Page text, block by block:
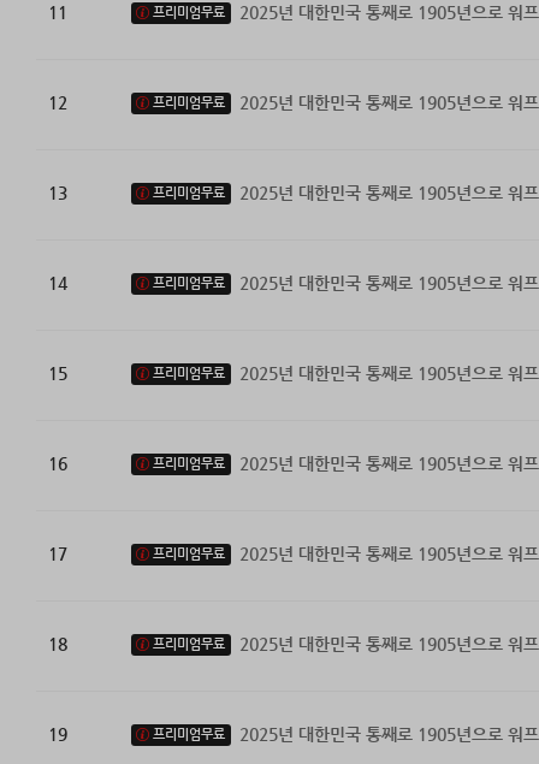
11 프리미엄무료 2025년 대한민국 통째로 1905년으로 워
12 프리미엄무료 2025년 대한민국 통째로 1905년으로 워
13 프리미엄무료 2025년 대한민국 통째로 1905년으로 워
14 프리미엄무료 2025년 대한민국 통째로 1905년으로 워
15 프리미엄무료 2025년 대한민국 통째로 1905년으로 워
16 프리미엄무료 2025년 대한민국 통째로 1905년으로 워
17 프리미엄무료 2025년 대한민국 통째로 1905년으로 워
18 프리미엄무료 2025년 대한민국 통째로 1905년으로 워
19 프리미엄무료 2025년 대한민국 통째로 1905년으로 워